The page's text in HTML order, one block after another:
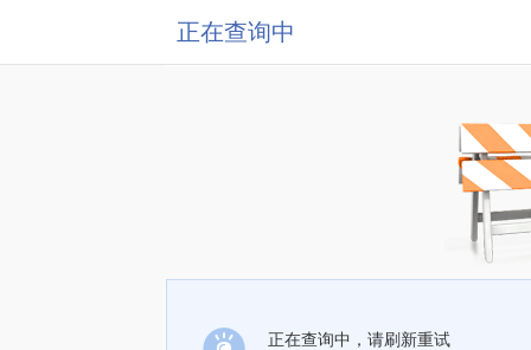
正在查询中
正在查询中，请刷新重试